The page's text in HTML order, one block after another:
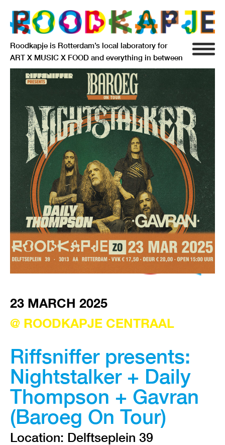
Roodkapje is Rotterdam’s local laboratory for
ART X MUSIC X FOOD and everything in between
INFO
AGENDA
RESIDENCY
SIGNIFICANT OTHERS
ANARCHIEF
DELFTSEPLEIN 39
3013 AA ROTTERDAM
VISIT EXHIBITION
FRI-SAT-SUN 12:00 – 18:00
23 MARCH 2025
@ ROODKAPJE CENTRAAL
Riffsniffer presents:
Nightstalker + Daily
Thompson + Gavran
(Baroeg On Tour)
Location: Delftseplein 39